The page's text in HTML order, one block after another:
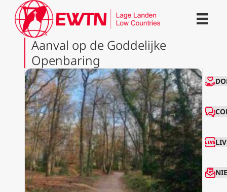
Aanval op de Goddelijke
Openbaring